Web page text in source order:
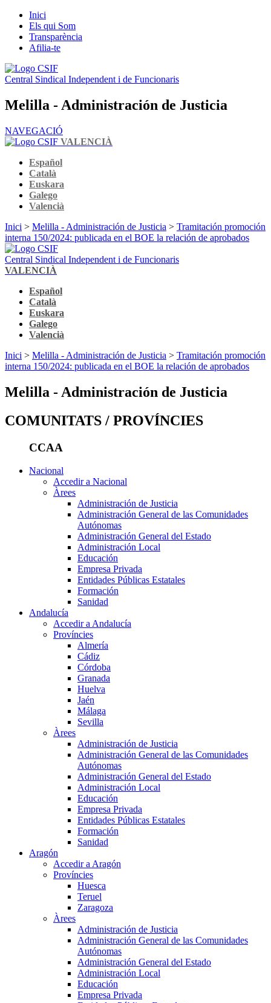
Inici
Els qui Som
Transparència
Afilia-te
Central Sindical Independent i de Funcionaris
Melilla - Administración de Justicia
NAVEGACIÓ
VALENCIÀ
Español
Català
Euskara
Galego
Valencià
Inici > Melilla - Administración de Justicia > Tramitación promoción
interna 150/2024: publicada en el BOE la relación de aprobados
Central Sindical Independent i de Funcionaris
VALENCIÀ
Español
Català
Euskara
Galego
Valencià
Inici > Melilla - Administración de Justicia > Tramitación promoción
interna 150/2024: publicada en el BOE la relación de aprobados
Melilla - Administración de Justicia
COMUNITATS / PROVÍNCIES
CCAA
Nacional
Accedir a Nacional
Àrees
Administración de Justicia
Administración General de las Comunidades
Autónomas
Administración General del Estado
Administración Local
Educación
Empresa Privada
Entidades Públicas Estatales
Formación
Sanidad
Andalucía
Accedir a Andalucía
Províncies
Almería
Cádiz
Córdoba
Granada
Huelva
Jaén
Málaga
Sevilla
Àrees
Administración de Justicia
Administración General de las Comunidades
Autónomas
Administración General del Estado
Administración Local
Educación
Empresa Privada
Entidades Públicas Estatales
Formación
Sanidad
Aragón
Accedir a Aragón
Províncies
Huesca
Teruel
Zaragoza
Àrees
Administración de Justicia
Administración General de las Comunidades
Autónomas
Administración General del Estado
Administración Local
Educación
Empresa Privada